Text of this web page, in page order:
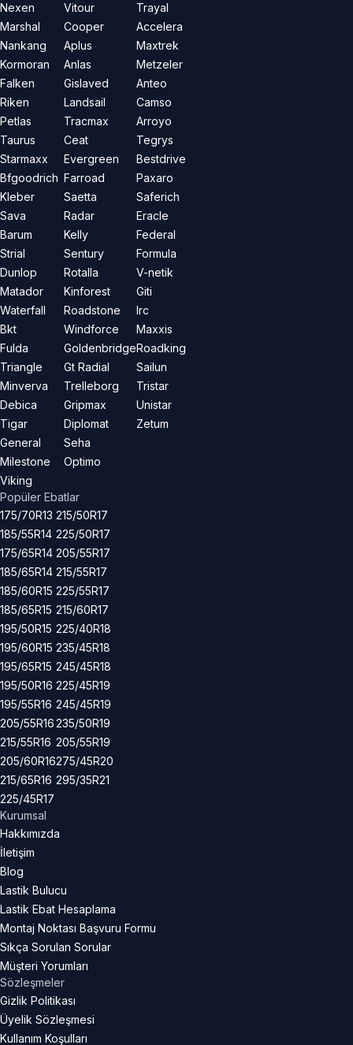
Nexen
Marshal
Nankang
Kormoran
Falken
Riken
Petlas
Taurus
Starmaxx
Bfgoodrich
Kleber
Sava
Barum
Strial
Dunlop
Matador
Waterfall
Bkt
Fulda
Triangle
Minverva
Debica
Tigar
General
Milestone
Viking
Vitour
Cooper
Aplus
Anlas
Gislaved
Landsail
Tracmax
Ceat
Evergreen
Farroad
Saetta
Radar
Kelly
Sentury
Rotalla
Kinforest
Roadstone
Windforce
Goldenbridge
Gt Radial
Trelleborg
Gripmax
Diplomat
Seha
Optimo
Trayal
Accelera
Maxtrek
Metzeler
Anteo
Camso
Arroyo
Tegrys
Bestdrive
Paxaro
Saferich
Eracle
Federal
Formula
V-netik
Giti
Irc
Maxxis
Roadking
Sailun
Tristar
Unistar
Zetum
Popüler Ebatlar
175/70R13
185/55R14
175/65R14
185/65R14
185/60R15
185/65R15
195/50R15
195/60R15
195/65R15
195/50R16
195/55R16
205/55R16
215/55R16
205/60R16
215/65R16
225/45R17
215/50R17
225/50R17
205/55R17
215/55R17
225/55R17
215/60R17
225/40R18
235/45R18
245/45R18
225/45R19
245/45R19
235/50R19
205/55R19
275/45R20
295/35R21
Kurumsal
Hakkımızda
İletişim
Blog
Lastik Bulucu
Lastik Ebat Hesaplama
Montaj Noktası Başvuru Formu
Sıkça Sorulan Sorular
Müşteri Yorumları
Sözleşmeler
Gizlik Politikası
Üyelik Sözleşmesi
Kullanım Koşulları